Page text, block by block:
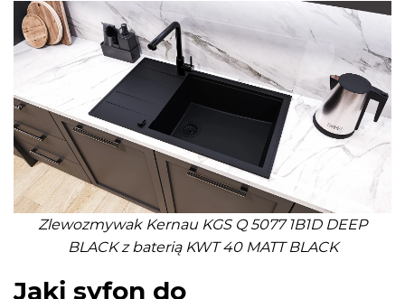
Zlewozmywak Kernau KGS Q 5077 1B1D DEEP
BLACK z baterią KWT 40 MATT BLACK
Jaki syfon do